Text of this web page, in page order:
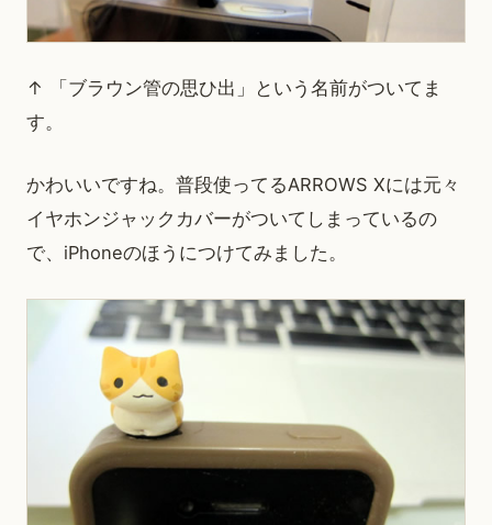
↑ 「ブラウン管の思ひ出」という名前がついてま
す。
かわいいですね。普段使ってるARROWS Xには元々
イヤホンジャックカバーがついてしまっているの
で、iPhoneのほうにつけてみました。